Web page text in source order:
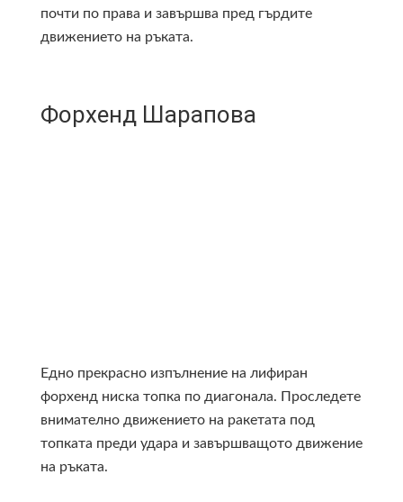
почти по права и завършва пред гърдите
движението на ръката.
Форхенд Шарапова
Едно прекрасно изпълнение на лифиран
форхенд ниска топка по диагонала. Проследете
внимателно движението на ракетата под
топката преди удара и завършващото движение
на ръката.